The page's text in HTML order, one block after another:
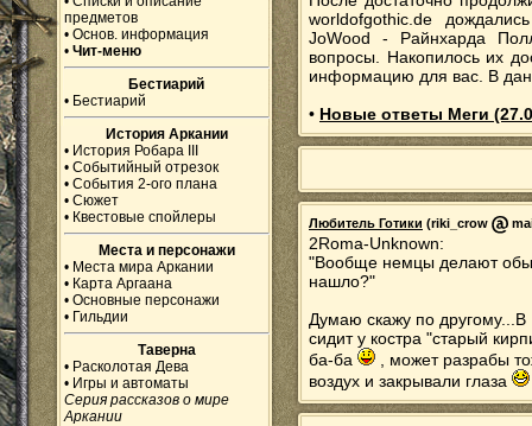
предметов
• Основ. информация
• Чит-меню
Бестиарий
• Бестиарий
История Аркании
• История Робара III
• Событийный отрезок
• События 2-ого плана
• Сюжет
• Квестовые спойлеры
Места и персонажи
• Места мира Аркании
• Карта Аргаана
• Основные персонажи
• Гильдии
Таверна
• Расколотая Дева
• Игры и автоматы
Серия рассказов о мире
Аркании
worldofgothic.de
JoWood - Райнхарда
вопросы. Накопилось их
информацию для вас. В
• Новые ответы Меги
Любитель Готики (riki_crow
2Roma-Unknown:
"Вообще немцы делают
нашло?"
Думаю скажу по другому...В
сидит у костра "старый
ба-ба
, может разрабы
воздух и закрывали глаза